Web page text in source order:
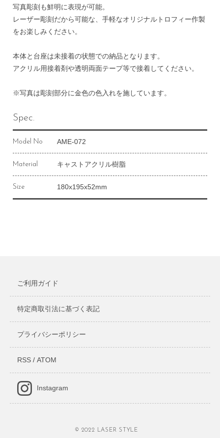
写真彫刻も鮮明に表現が可能。
レーザー彫刻だから可能な、手軽なオリジナルトロフィー作製
をお楽しみください。
本体と台座は未接着の状態での納品となります。
アクリル用接着剤や透明両面テープ等で接着してください。
※写真は彫刻部分に金色の色入れを施しています。
Spec.
Model No AME-072
Material キャストアクリル樹脂
Size 180x195x52mm
ご利用ガイド
特定商取引法に基づく表記
プライバシーポリシー
RSS/ ATOM
Instagram
© 2022 LASER STYLE